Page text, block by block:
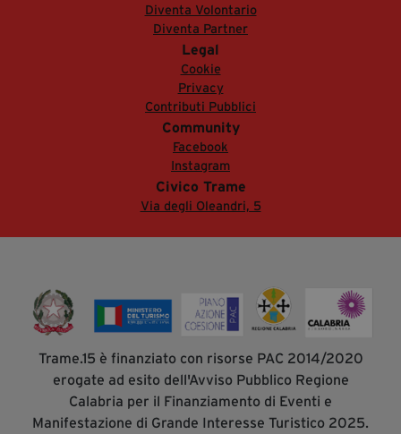
Diventa Volontario
Diventa Partner
Legal
Cookie
Privacy
Contributi Pubblici
Community
Facebook
Instagram
Civico Trame
Via degli Oleandri, 5
Trame.15 è finanziato con risorse PAC 2014/2020
erogate ad esito dell'Avviso Pubblico Regione
Calabria per il Finanziamento di Eventi e
Manifestazione di Grande Interesse Turistico 2025.